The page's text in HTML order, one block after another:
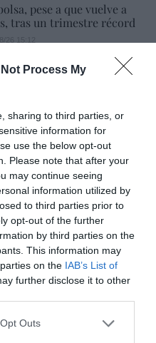
Not Process My
sharing to third parties, or
information for
use the below opt-out
Please note that after your
may continue seeing
information utilized by
to third parties prior to
opt-out of the further
by third parties on the
This information may
on the IAB’s List of
further disclose it to other
Outs
pese a que vuelve a
tras un trimestre récord
que ha
un Gobierno en
acusa una ceutí
11:30
de desmitificar la
de
es un trabajo
SANCHISTA